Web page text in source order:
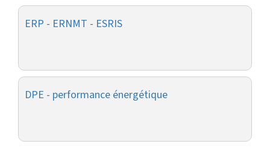
ERP - ERNMT - ESRIS
DPE - performance énergétique